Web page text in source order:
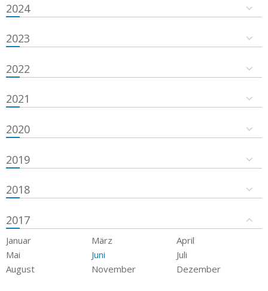
2024
2023
2022
2021
2020
2019
2018
2017
Januar März
April
Mai
Juni
Juli
August
November Dezember